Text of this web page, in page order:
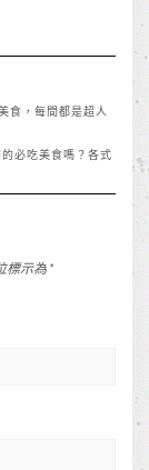
食，每間都是超人
必吃美食嗎？各式
標示為 *